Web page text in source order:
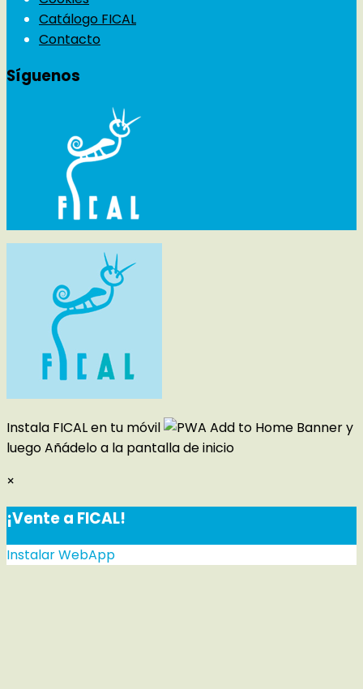
Catálogo FICAL
Contacto
Síguenos
Instala FICAL en tu móvil
y
luegoAñádelo a la pantalla de inicio
×
¡Vente a FICAL!
Instalar WebApp